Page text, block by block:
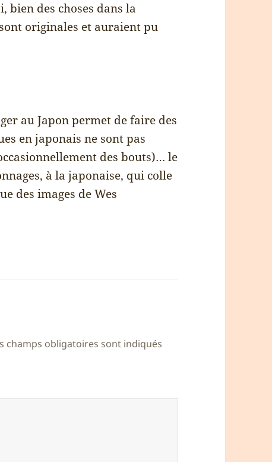
bien des choses dans la
originales et auraient pu
au Japon permet de faire des
en japonais ne sont pas
des bouts)… le
à la japonaise, qui colle
des images de Wes
champs obligatoires sont indiqués